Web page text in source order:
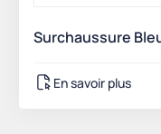
Surchaussure
En savoir plus